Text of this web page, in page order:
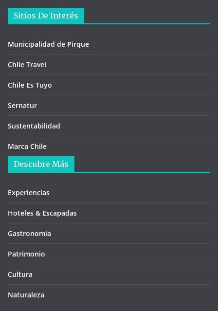
Sitios De Interés
Municipalidad de Pirque
Chile Travel
Chile Es Tuyo
Sernatur
Sustentabilidad
Marca Chile
Descubre Más
Experiencias
Hoteles & Escapadas
Gastronomía
Patrimonio
Cultura
Naturaleza